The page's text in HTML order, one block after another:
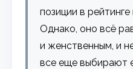
позиции в
Однако, оно всё
и женственным, и
все еще выбирают